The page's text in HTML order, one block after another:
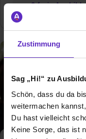
Zustimmung
Sag „Hi!“ zu
Schön, dass du da
weitermachen
Du hast vielleicht
Keine Sorge, das ist
0 freie